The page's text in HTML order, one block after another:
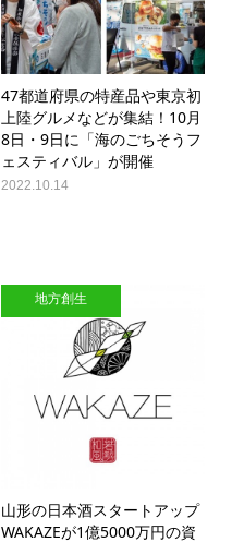
47都道府県の特産品や東京初
上陸グルメなどが集結！10月
8日・9日に「海のごちそうフ
ェスティバル」が開催
2022.10.14
地方創生
山形の日本酒スタートアップ
WAKAZEが1億5000万円の資